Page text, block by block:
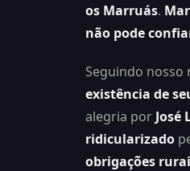
os Marruás.
não pode
Seguindo nosso
existência de
alegria por José
ridicularizado
obrigações